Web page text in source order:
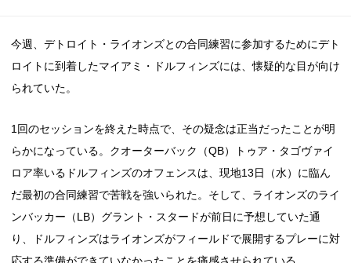
今週、デトロイト・ライオンズとの合同練習に参加するためにデト
ロイトに到着したマイアミ・ドルフィンズには、懐疑的な目が向け
られていた。
1回のセッションを終えた時点で、その疑念は正当だったことが明
らかになっている。クオーターバック（QB）トゥア・タゴヴァイ
ロア率いるドルフィンズのオフェンスは、現地13日（水）に臨ん
だ最初の合同練習で苦戦を強いられた。そして、ライオンズのライ
ンバッカー（LB）グラント・スタードが前日に予想していた通
り、ドルフィンズはライオンズがフィールドで展開するプレーに対